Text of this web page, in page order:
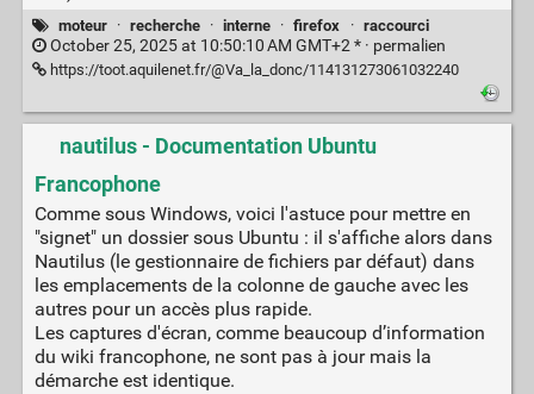
moteur · recherche · interne · firefox · raccourci
October 25, 2025 at 10:50:10 AM GMT+2 * · permalien
https://toot.aquilenet.fr/@Va_la_donc/114131273061032240
nautilus - Documentation Ubuntu
Francophone
Comme sous Windows, voici l'astuce pour mettre en
"signet" un dossier sous Ubuntu : il s'affiche alors dans
Nautilus (le gestionnaire de fichiers par défaut) dans
les emplacements de la colonne de gauche avec les
autres pour un accès plus rapide.
Les captures d'écran, comme beaucoup d’information
du wiki francophone, ne sont pas à jour mais la
démarche est identique.